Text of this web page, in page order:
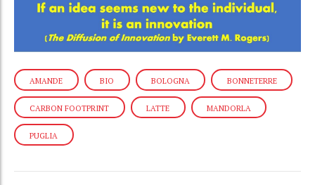
AMANDE BIO BOLOGNA BONNETERRE
CARBON FOOTPRINT LATTE MANDORLA
PUGLIA